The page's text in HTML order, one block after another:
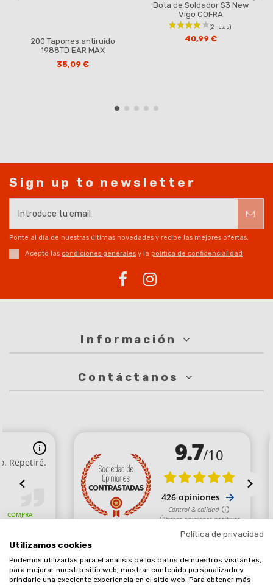
200 Tapones antiruido
1988TD EAR MAX
35,09 €
Bota de Soldador S3 New
Vigo COFRA
40,99 €
Sign up to newsletter
Ponte al día de nuestras últimas novedades y recibe las mejores ofertas.
Acepto las condiciones generales y la política de confidencialidad
Información
Contáctanos
Comerciante aprobado por la Sociedad de Opiniones Contrastadas,
haga clic aquí para mostrar el certificado.
Política de privacidad
Utilizamos cookies
Podemos utilizarlas para el análisis de los datos de nuestros visitantes,
para mejorar nuestro sitio web, mostrar contenido personalizado y
brindarle una excelente experiencia en el sitio web. Para obtener más